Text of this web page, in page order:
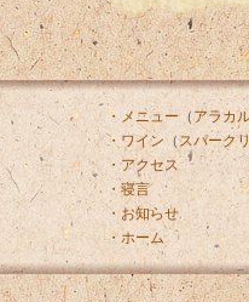
・メニュー（ アラカ
・ワイン （スパーク
・アクセス
・寝言
・お知らせ
・ホーム